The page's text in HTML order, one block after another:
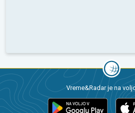
Vreme&Radar je na